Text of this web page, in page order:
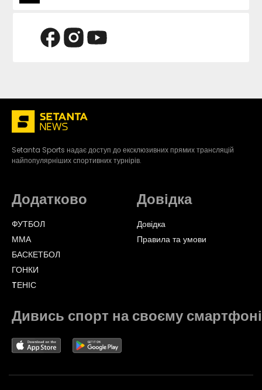
Setanta Sports надає доступ до ексклюзивних прямих трансляцій
найпопулярніших спортивних турнірів.
Додатково
ФУТБОЛ
ММА
БАСКЕТБОЛ
ГОНКИ
TЕНІС
Довідка
Довідка
Правила та умови
Дивись спорт на своєму смартфоні